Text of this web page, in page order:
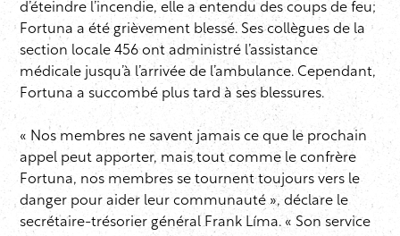
d’éteindre l’incendie, elle a entendu des coups de feu;
Fortuna a été grièvement blessé. Ses collègues de la
section locale 456 ont administré l’assistance
médicale jusqu’à l’arrivée de l’ambulance. Cependant,
Fortuna a succombé plus tard à ses blessures.
« Nos membres ne savent jamais ce que le prochain
appel peut apporter, mais tout comme le confrère
Fortuna, nos membres se tournent toujours vers le
danger pour aider leur communauté », déclare le
secrétaire-trésorier général Frank Líma. « Son service